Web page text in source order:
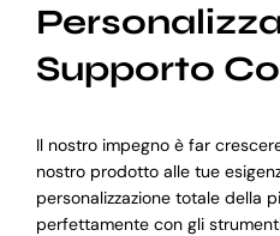
Supporto
Il nostro impegno è far
nostro prodotto alle tue
personalizzazione totale della
perfettamente con gli